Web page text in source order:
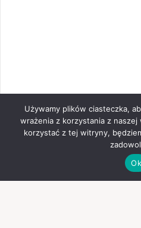
Używamy plików ciasteczka,
wrażenia z korzystania z
korzystać z tej witryny,
Ok